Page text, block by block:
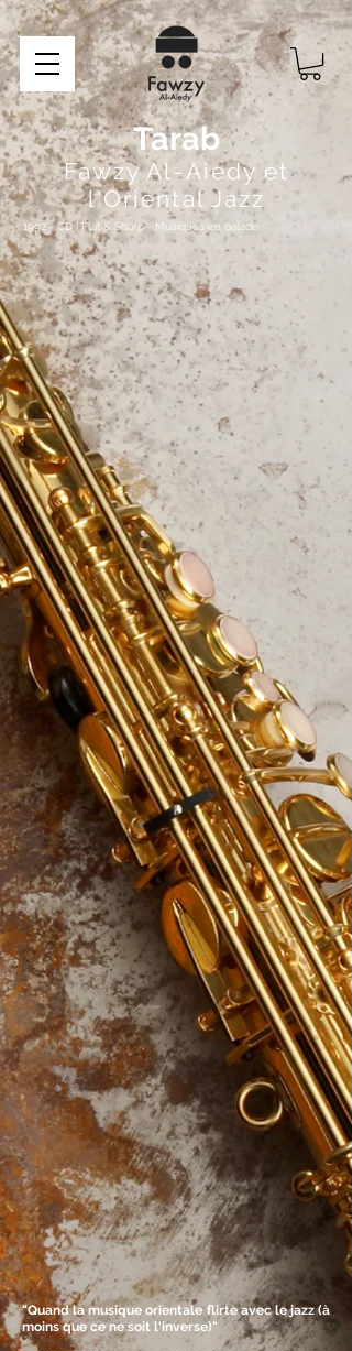
Tarab
Fawzy Al-Aiedy et
l'Oriental Jazz
1992 - CD | Flat & Sharp - Musiques en balade
"Quand la musique orientale flirte avec le jazz (à
moins que ce ne soit l'inverse)​"